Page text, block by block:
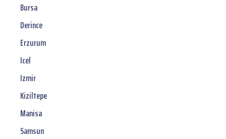
Bursa
Derince
Erzurum
Icel
Izmir
Kiziltepe
Manisa
Samsun